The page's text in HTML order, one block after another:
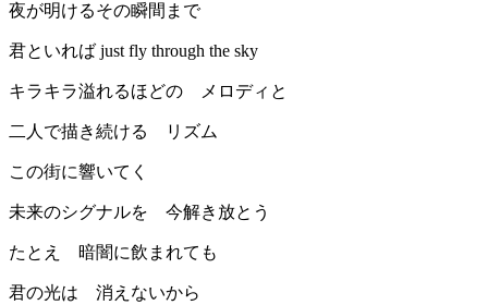
夜が明けるその瞬間まで
君といれば just fly through the sky
キラキラ溢れるほどの メロディと
二人で描き続ける リズム
この街に響いてく
未来のシグナルを 今解き放とう
たとえ 暗闇に飲まれても
君の光は 消えないから